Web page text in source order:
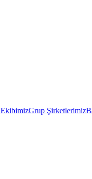
EkibimizGrup Şirketlerimiz